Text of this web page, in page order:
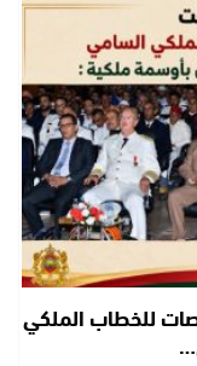
للخطاب الملكي